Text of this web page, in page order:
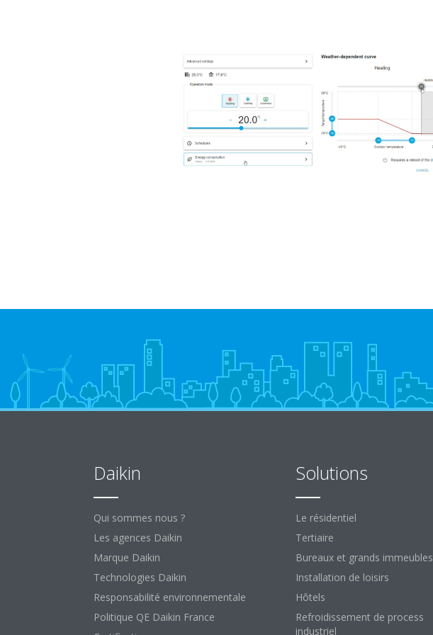
Daikin
Qui sommes nous ?
Les agences Daikin
Marque Daikin
Technologies Daikin
Responsabilité environnementale
Politique QE Daikin France
Solutions
Le résidentiel
Tertiaire
Bureaux et grands immeubles
Installation de loisirs
Hôtels
Refroidissement de process
industriel